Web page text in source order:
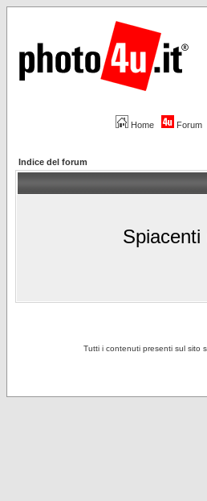
Home Forum
Indice del forum
Tutti i contenuti presenti sul sito